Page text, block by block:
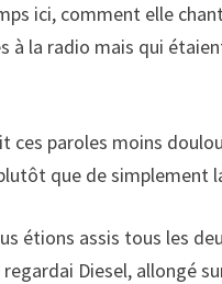
ici, comment elle
à la radio mais qui
ces paroles moins
que de simplement
étions assis tous les
Diesel, allongé